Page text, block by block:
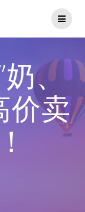
奶、
价卖